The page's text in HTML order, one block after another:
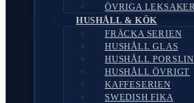
ÖVRIGA LEKSAKER
HUSHÅLL & KÖK
FRÄCKA SERIEN
HUSHÅLL GLAS
HUSHÅLL PORSLIN
HUSHÅLL ÖVRIGT
KAFFESERIEN
SWEDISH FIKA